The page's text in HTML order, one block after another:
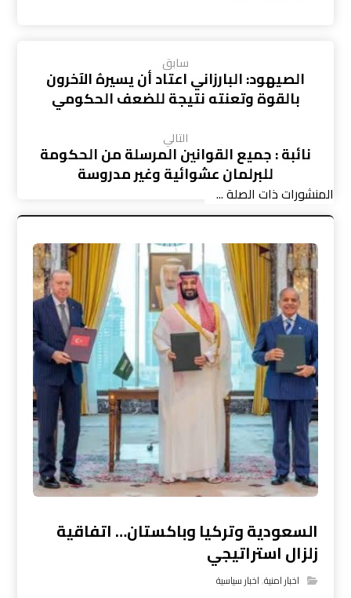
سابق
الصيهود: البارزاني اعتاد أن يسيرهُ الآخرون
بالقوة وتعنته نتيجة للضعف الحكومي
التالي
نائبة : جميع القوانين المرسلة من الحكومة
للبرلمان عشوائية وغير مدروسة
المنشورات ذات الصلة ...
السعودية وتركيا وباكستان… اتفاقية
زلزال استراتيجي
اخبار امنية,اخبار سياسية